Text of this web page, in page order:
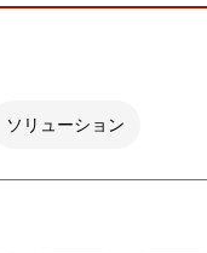
他社製品・サービ
ソリューション